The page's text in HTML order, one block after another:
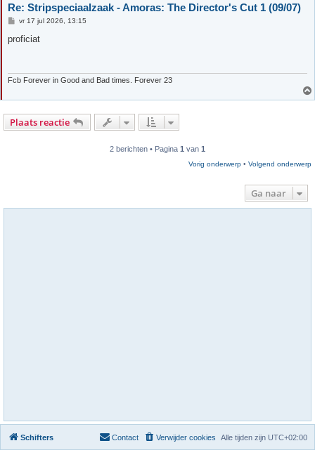
Re: Stripspeciaalzaak - Amoras: The Director's Cut 1 (09/07)
B
r
vr 17 jul 2026, 13:15
proficiat
Fcb Forever in Good and Bad times. Forever 23
Plaats reactie
2 berichten • Pagina 1 van 1
Vorig onderwerp • Volgend onderwerp
Ga naar
Schifters Alle tijden zijn UTC+02:00
Verwijder cookies
Contact